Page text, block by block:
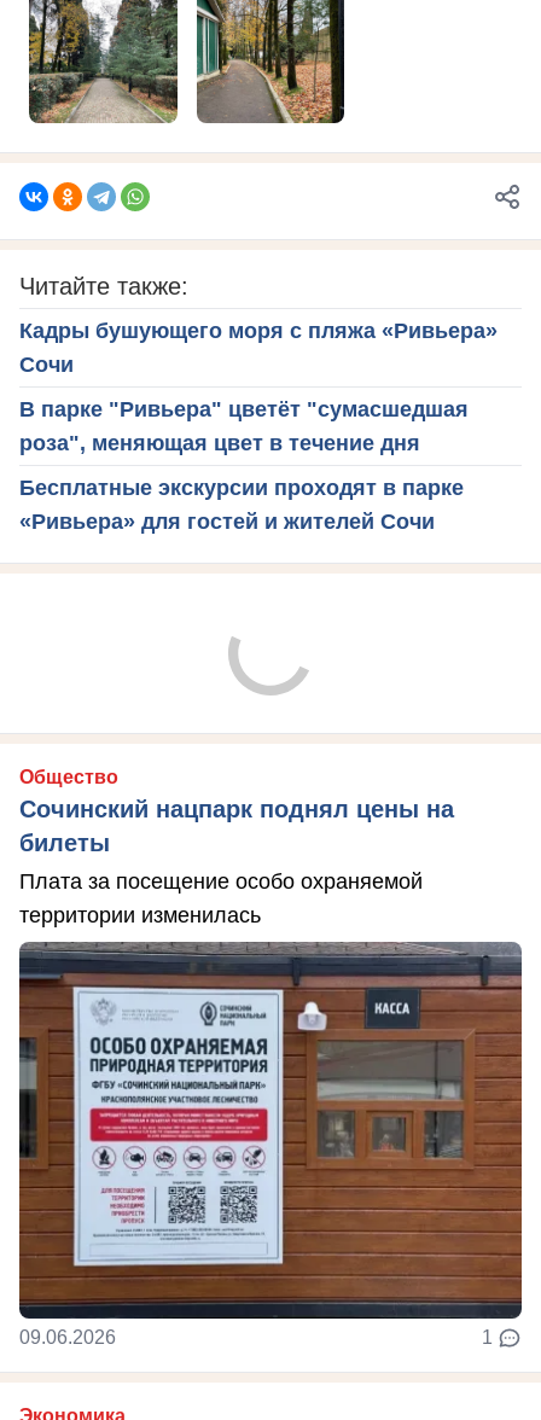
Читайте также:
Кадры бушующего моря с пляжа «Ривьера»
Сочи
В парке "Ривьера" цветёт "сумасшедшая
роза", меняющая цвет в течение дня
Бесплатные экскурсии проходят в парке
«Ривьера» для гостей и жителей Сочи
Общество
Сочинский нацпарк поднял цены на
билеты
Плата за посещение особо охраняемой
территории изменилась
09.06.2026 1
Экономика